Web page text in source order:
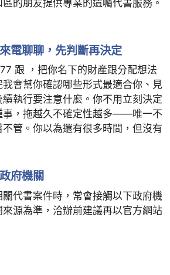
的朋友提供專業的遺囑代書服務。
電聊聊，先判斷再決定
跟 ，把你名下的財產跟分配想法
會幫你確認哪些形式最適合你、見
執行要注意什麼。你不用立刻決定
事，拖越久不確定性越多——唯一不
管。你以為還有很多時間，但沒有
府機關
代書案件時，常會接觸以下政府機
源為準，洽辦前建議再以官方網站